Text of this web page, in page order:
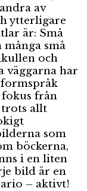
av
ytterligare
är: Små
många små
och
väggarna har
fokus från
trots allt
som
böckerna,
i en liten
bild är en
– aktivt!